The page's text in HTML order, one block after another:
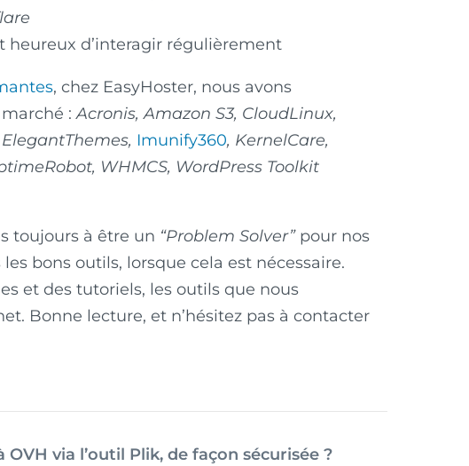
heureux d’interagir régulièrement
, chez EasyHoster, nous avons
marché :Acronis, Amazon S3, CloudLinux,
Imunify360, KernelCare,
WHMCS, WordPress Toolkit
toujours à être un “Problem Solver”pour nos
bons outils, lorsque cela est nécessaire.
et des tutoriels, les outils que nous
Bonne lecture, et n’hésitez pas à contacter
via l’outil Plik, de façon sécurisée ?